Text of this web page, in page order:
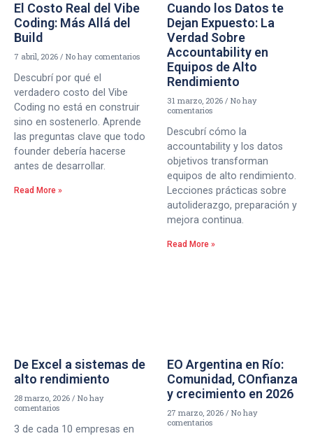
El Costo Real del Vibe
Coding: Más Allá del
Build
7 abril, 2026 No hay comentarios
Descubrí por qué el
verdadero costo del Vibe
Coding no está en construir
sino en sostenerlo. Aprende
las preguntas clave que todo
founder debería hacerse
antes de desarrollar.
Read More »
Cuando los Datos te
Dejan Expuesto: La
Verdad Sobre
Accountability en
Equipos de Alto
Rendimiento
31 marzo, 2026
No hay
comentarios
Descubrí cómo la
accountability y los datos
objetivos transforman
equipos de alto rendimiento.
Lecciones prácticas sobre
autoliderazgo, preparación y
mejora continua.
Read More »
De Excel a sistemas de
alto rendimiento
28 marzo, 2026
No hay
comentarios
3 de cada 10 empresas en
EO Argentina en Río:
Comunidad, COnfianza
y crecimiento en 2026
27 marzo, 2026
No hay
comentarios